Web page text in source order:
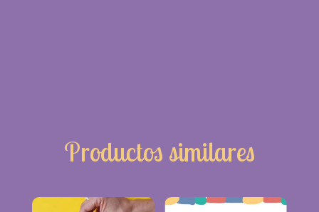
Productos similares